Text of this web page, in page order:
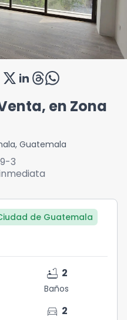
en Zona
, Guatemala
3
de Guatemala
bathtub 2
Baños
directions_car 2